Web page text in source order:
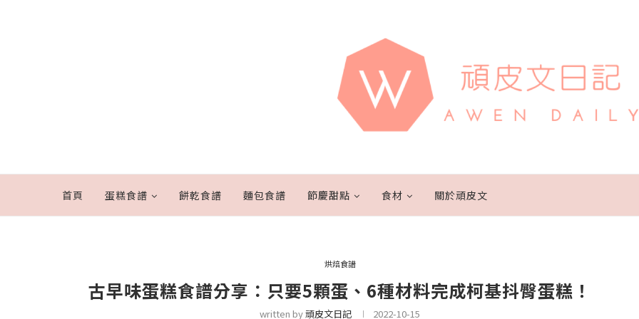
首頁 蛋糕食譜 餅乾食譜 麵包食譜 節慶甜點 食材 關於頑皮文
烘焙食譜
古早味蛋糕食譜分享：只要5顆蛋、6種材料完成柯基抖臀蛋糕！
written by頑皮文日記 2022-10-15